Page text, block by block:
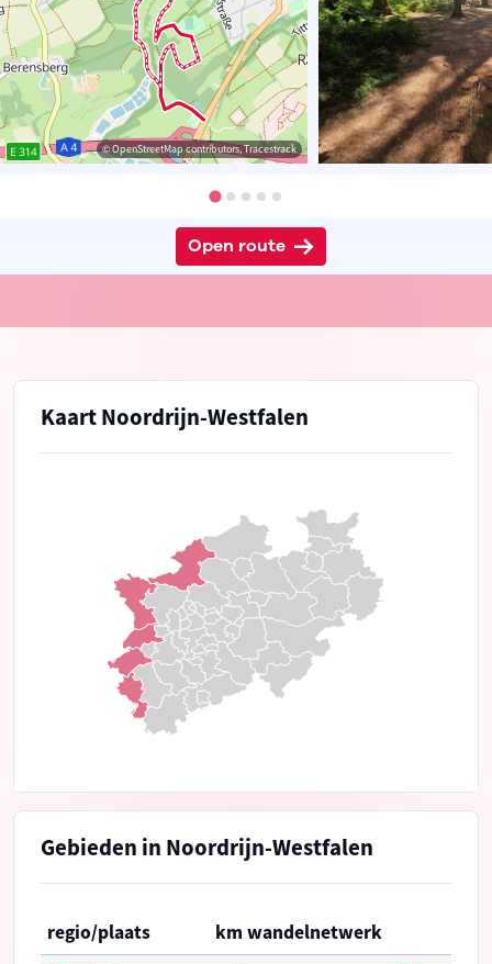
© OpenStreetMap contributors, Tracestrack
Open route
Kaart Noordrijn-Westfalen
Gebieden in Noordrijn-Westfalen
regio/plaats
km wandelnetwerk